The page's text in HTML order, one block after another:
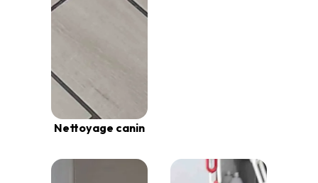
Nettoyage canin